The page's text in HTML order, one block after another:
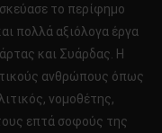
το περίφημο
πολλά αξιόλογα έργα
και Συάρδας. Η
ανθρώπους όπως
νομοθέτης,
επτά σοφούς της